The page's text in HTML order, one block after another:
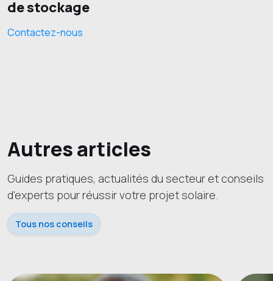
de stockage
Contactez-nous
Autres articles
Guides pratiques, actualités du secteur et conseils
d'experts pour réussir votre projet solaire.
Tous nos conseils